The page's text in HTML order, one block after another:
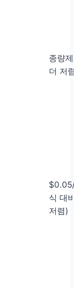
종량
더 저
식 대
저렴)